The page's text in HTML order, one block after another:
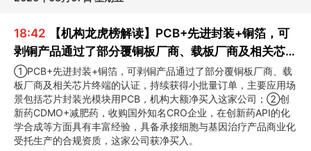
18:42
【机构龙虎榜解读】PCB+先进封装+铜箔，可
剥铜产品通过了部分覆铜板厂商、载板厂商及相关芯片
终端的认证，持续获得小批量订单，主要应用场景包括
芯片封装光模块用PCB，机构大额净买入这家公司
①PCB+先进封装+铜箔，可剥铜产品通过了部分覆铜板厂商、载
板厂商及相关芯片终端的认证，持续获得小批量订单，主要应用场
景包括芯片封装光模块用PCB，机构大额净买入这家公司；②创
新药CDMO+减肥药，收购国外知名CRO企业，在创新药API的化
学合成等方面具有丰富经验，具备承接细胞与基因治疗产品商业化
受托生产的合规资质，这家公司获净买入。